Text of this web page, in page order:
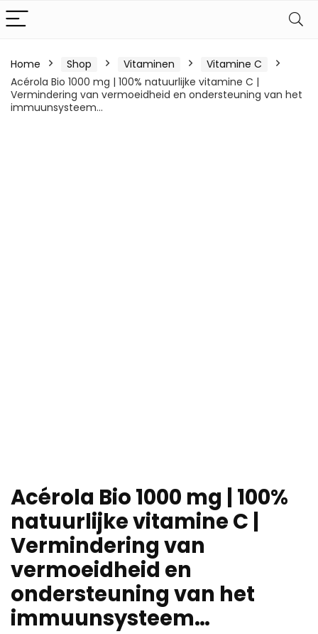
Home Shop Vitaminen
Vitamine C
Acérola Bio 1000 mg | 100% natuurlijke vitamine C |
Vermindering van vermoeidheid en ondersteuning van het
immuunsysteem…
Acérola Bio 1000 mg | 100%
natuurlijke vitamine C |
Vermindering van
vermoeidheid en
ondersteuning van het
immuunsysteem…